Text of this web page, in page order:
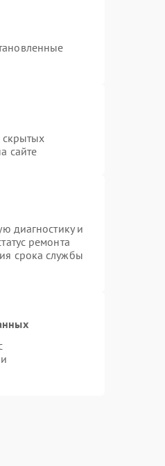
скрытых
сайте
диагностику и
ремонта
срока службы